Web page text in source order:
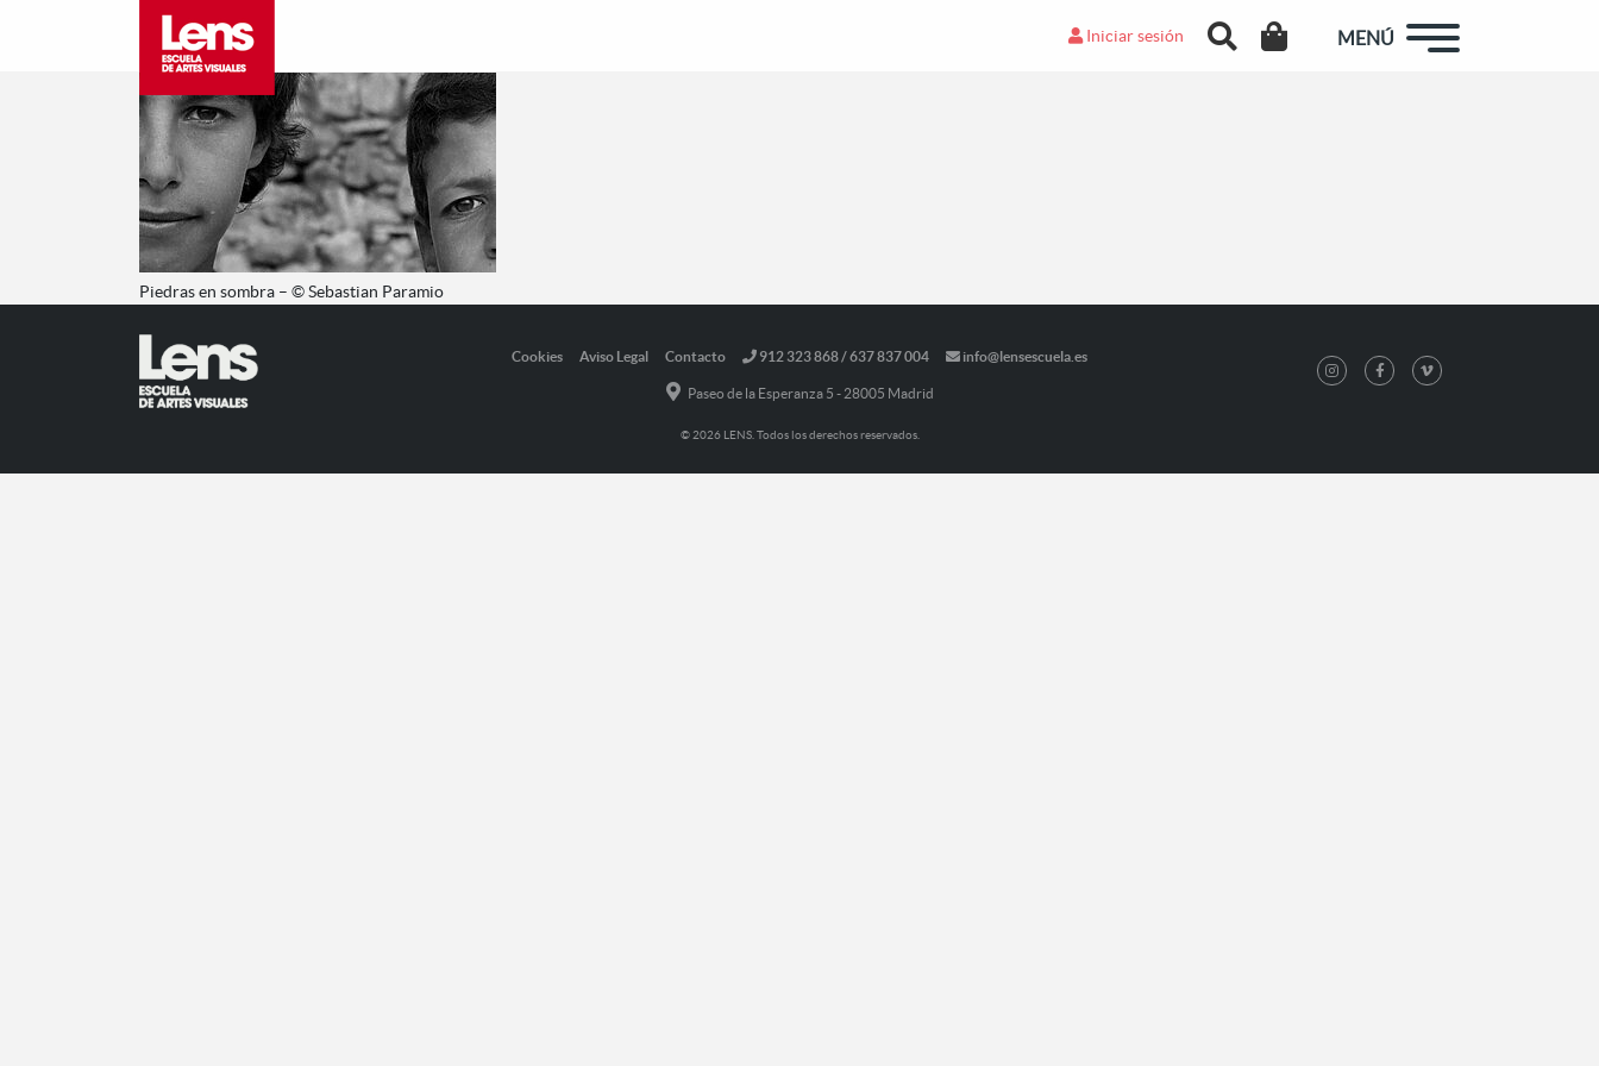
Iniciar sesión MENÚ
Piedras en sombra – © Sebastian Paramio
Cookies Aviso Legal Contacto 912 323 868 / 637 837 004 info@lensescuela.es
Paseo de la Esperanza 5 - 28005 Madrid
© 2026 LENS. Todos los derechos reservados.